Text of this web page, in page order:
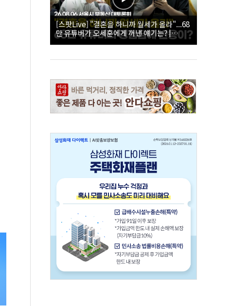
[스팟Live] "결혼을 하니까 월세가 올라"...68
만 유튜버가 오세훈에게 꺼낸 얘기는? |
26.08.06 서울시 부동산 대토론회